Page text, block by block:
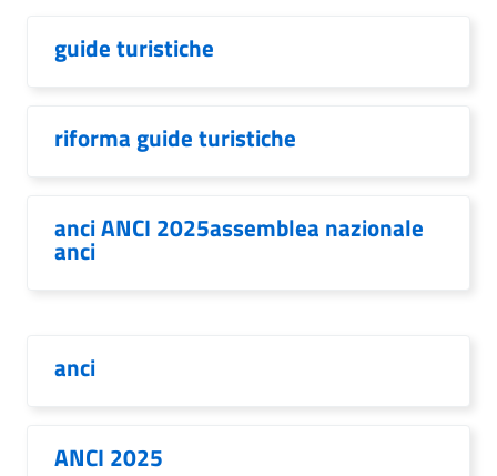
guide turistiche
riforma guide turistiche
anci ANCI 2025assemblea nazionale
anci
anci
ANCI 2025